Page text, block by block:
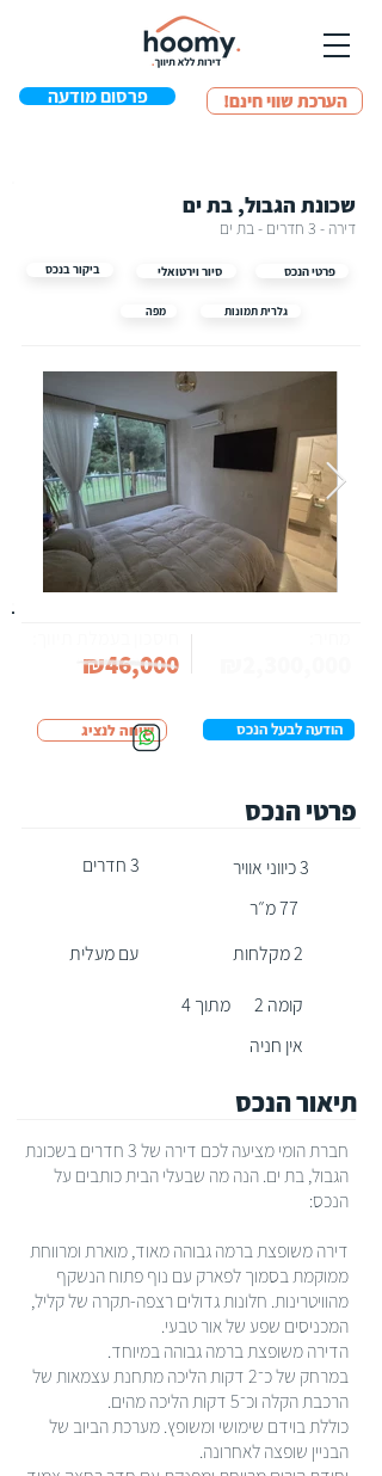
פרסום מודעה !הערכת שווי חינם
שכונת הגבול, בת ים
דירה - 3 חדרים - בת ים
פרטי הנכס סיור וירטואלי ביקור בנכס
גלרית תמונות מפה
₪46,000
הודעה לבעל הנכס שיחה לנציג
פרטי הנכס
3 כיווני אוויר
3 חדרים
77 מ״ר
2 מקלחות
עם מעלית
קומה 2
מתוך 4
אין חניה
תיאור הנכס
חברת הומי מציעה לכם דירה של 3 חדרים בשכונת
הגבול, בת ים. הנה מה שבעלי הבית כותבים על
הנכס:
דירה משופצת ברמה גבוהה מאוד, מוארת ומרווחת
ממוקמת בסמוך לפארק עם נוף פתוח הנשקף
מהוויטרינות. חלונות גדולים רצפה-תקרה של קליל,
המכניסים שפע של אור טבעי.
הדירה משופצת ברמה גבוהה במיוחד.
במרחק של כ־2 דקות הליכה מתחנת עצמאות של
הרכבת הקלה וכ־5 דקות הליכה מהים.
כוללת בוידם שימושי ומשופץ. מערכת הביוב של
הבניין שופצה לאחרונה.